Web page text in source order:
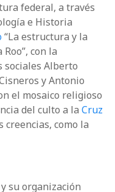
federal, a través
e Historia
“La estructura y la
con la
sociales Alberto
y Antonio
el mosaico religioso
del culto a la Cruz
creencias, como la
su organización